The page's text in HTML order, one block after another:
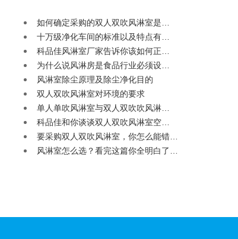
如何确定采购的双人双吹风淋室是…
十万级净化车间的标准以及特点有…
科品佳风淋室厂家告诉你该如何正…
为什么说风淋房是食品行业必须设…
风淋室除尘原理及除尘净化目的
双人双吹风淋室对环境的要求
单人单吹风淋室与双人双吹吹风淋…
科品佳和你谈谈双人双吹风淋室空…
要采购双人双吹风淋室，你怎么能错…
风淋室怎么选？看完这篇你全明白了…